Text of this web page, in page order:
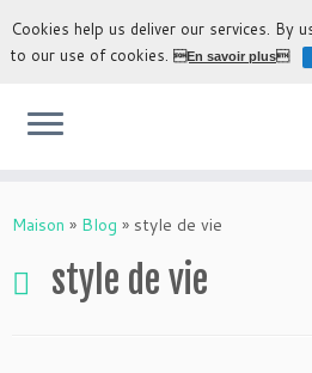
L'expérience la plus authentique
Maison » Blog » style de vie
style de vie
Cookies help us deliver our services. By
to our use of cookies.En savoir plus